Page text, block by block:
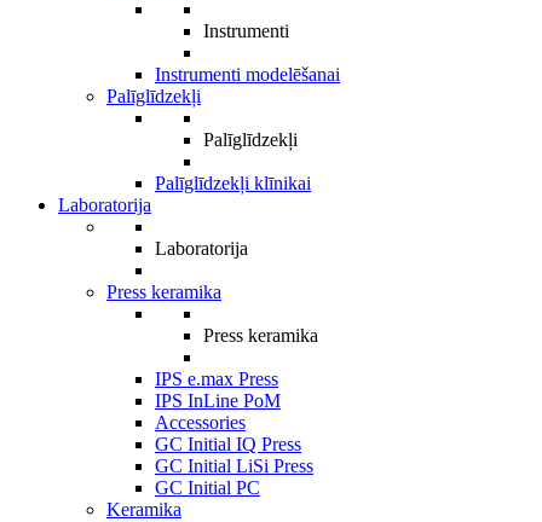
Instrumenti
Instrumenti modelēšanai
Palīglīdzekļi
Palīglīdzekļi
Palīglīdzekļi klīnikai
Laboratorija
Laboratorija
Press keramika
Press keramika
IPS e.max Press
IPS InLine PoM
Accessories
GC Initial IQ Press
GC Initial LiSi Press
GC Initial PC
Keramika